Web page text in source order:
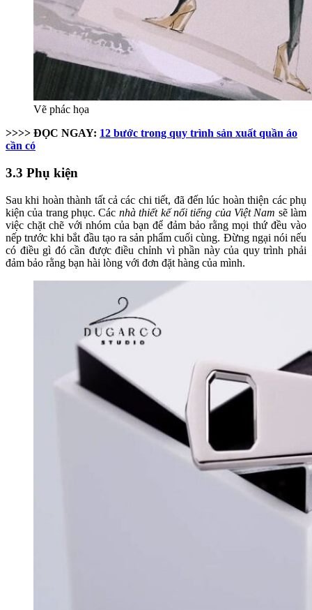
Vẽ phác họa
>>>> ĐỌC NGAY: 12 bước trong quy trình sản xuất quần áo
cần có
3.3 Phụ kiện
Sau khi hoàn thành tất cả các chi tiết, đã đến lúc hoàn thiện các phụ
kiện của trang phục. Các nhà thiết kế nổi tiếng của Việt Nam sẽ làm
việc chặt chẽ với nhóm của bạn để đảm bảo rằng mọi thứ đều vào
nếp trước khi bắt đầu tạo ra sản phẩm cuối cùng. Đừng ngại nói nếu
có điều gì đó cần được điều chỉnh vì phần này của quy trình phải
đảm bảo rằng bạn hài lòng với đơn đặt hàng của mình.